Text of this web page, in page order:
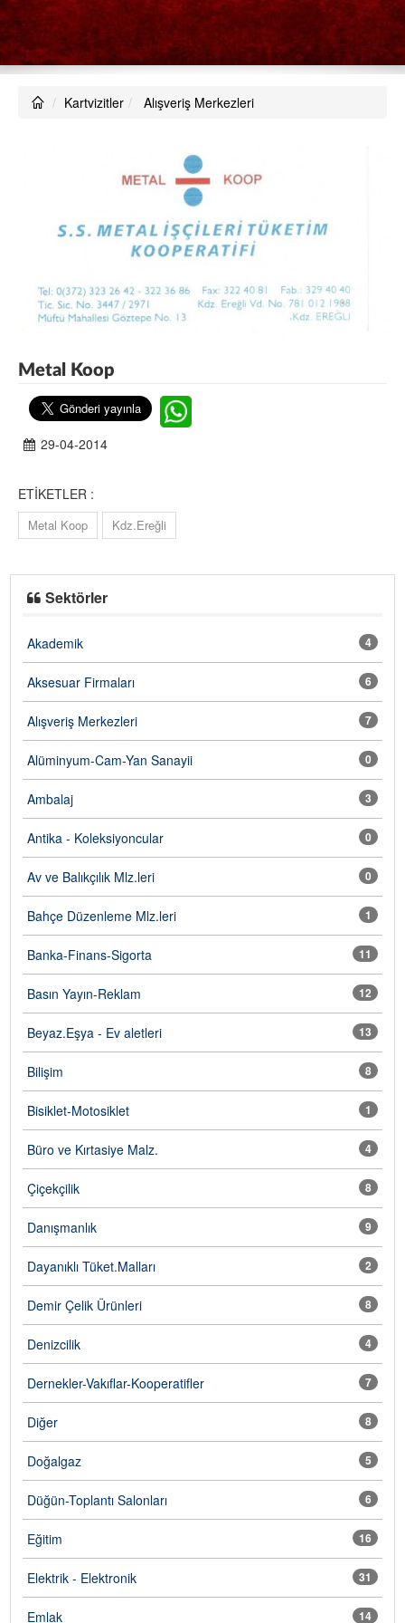
Kartvizitler Alışveriş Merkezleri
Metal Koop
29-04-2014
ETİKETLER :
Metal Koop Kdz.Ereğli
Sektörler
Akademik 4
Aksesuar Firmaları 6
Alışveriş Merkezleri 7
Alüminyum-Cam-Yan Sanayii 0
Ambalaj 3
Antika - Koleksiyoncular 0
Av ve Balıkçılık Mlz.leri 0
Bahçe Düzenleme Mlz.leri 1
Banka-Finans-Sigorta 11
Basın Yayın-Reklam 12
Beyaz.Eşya - Ev aletleri 13
Bilişim 8
Bisiklet-Motosiklet 1
Büro ve Kırtasiye Malz. 4
Çiçekçilik 8
Danışmanlık 9
Dayanıklı Tüket.Malları 2
Demir Çelik Ürünleri 8
Denizcilik 4
Dernekler-Vakıflar-Kooperatifler 7
Diğer 8
Doğalgaz 5
Düğün-Toplantı Salonları 6
Eğitim 16
Elektrik - Elektronik 31
Emlak 14